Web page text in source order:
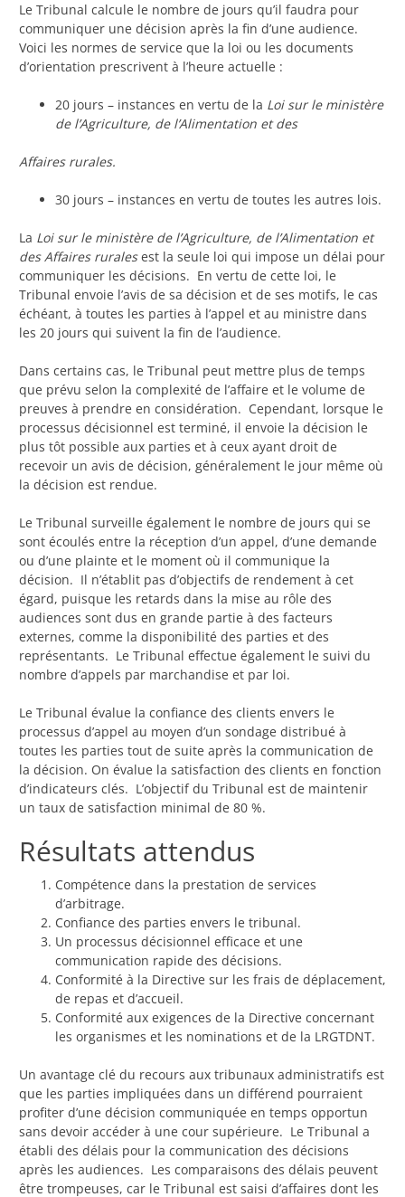
Le Tribunal calcule le nombre de jours qu’il faudra pour
communiquer une décision après la fin d’une audience.
Voici les normes de service que la loi ou les documents
d’orientation prescrivent à l’heure actuelle :
20 jours – instances en vertu de la Loi sur le ministère
de l’Agriculture, de l’Alimentation et des
Affaires rurales.
30 jours – instances en vertu de toutes les autres lois.
La Loi sur le ministère de l’Agriculture, de l’Alimentation et
des Affaires ruralesest la seule loi qui impose un délai pour
communiquer les décisions. En vertu de cette loi, le
Tribunal envoie l’avis de sa décision et de ses motifs, le cas
échéant, à toutes les parties à l’appel et au ministre dans
les 20 jours qui suivent la fin de l’audience.
Dans certains cas, le Tribunal peut mettre plus de temps
que prévu selon la complexité de l’affaire et le volume de
preuves à prendre en considération. Cependant, lorsque le
processus décisionnel est terminé, il envoie la décision le
plus tôt possible aux parties et à ceux ayant droit de
recevoir un avis de décision, généralement le jour même où
la décision est rendue.
Le Tribunal surveille également le nombre de jours qui se
sont écoulés entre la réception d’un appel, d’une demande
ou d’une plainte et le moment où il communique la
décision. Il n’établit pas d’objectifs de rendement à cet
égard, puisque les retards dans la mise au rôle des
audiences sont dus en grande partie à des facteurs
externes, comme la disponibilité des parties et des
représentants. Le Tribunal effectue également le suivi du
nombre d’appels par marchandise et par loi.
Le Tribunal évalue la confiance des clients envers le
processus d’appel au moyen d’un sondage distribué à
toutes les parties tout de suite après la communication de
la décision. On évalue la satisfaction des clients en fonction
d’indicateurs clés. L’objectif du Tribunal est de maintenir
un taux de satisfaction minimal de 80 %.
Résultats attendus
Compétence dans la prestation de services
d’arbitrage.
Confiance des parties envers le tribunal.
Un processus décisionnel efficace et une
communication rapide des décisions.
Conformité à la Directive sur les frais de déplacement,
de repas et d’accueil.
Conformité aux exigences de la Directive concernant
les organismes et les nominations et de la LRGTDNT.
Un avantage clé du recours aux tribunaux administratifs est
que les parties impliquées dans un différend pourraient
profiter d’une décision communiquée en temps opportun
sans devoir accéder à une cour supérieure. Le Tribunal a
établi des délais pour la communication des décisions
après les audiences. Les comparaisons des délais peuvent
être trompeuses, car le Tribunal est saisi d’affaires dont les